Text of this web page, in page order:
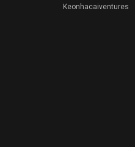
Keonhacaiventures